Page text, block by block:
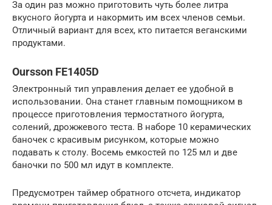
За один раз можно приготовить чуть более литра
вкусного йогурта и накормить им всех членов семьи.
Отличный вариант для всех, кто питается веганскими
продуктами.
Oursson FE1405D
Электронный тип управления делает ее удобной в
использовании. Она станет главным помощником в
процессе приготовления термостатного йогурта,
солений, дрожжевого теста. В наборе 10 керамических
баночек с красивым рисунком, которые можно
подавать к столу. Восемь емкостей по 125 мл и две
баночки по 500 мл идут в комплекте.
Предусмотрен таймер обратного отсчета, индикатор